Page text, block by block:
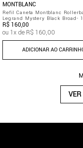
MONTBLANC
Refil Caneta Montblanc
Legrand Mystery Black Broad-
R$ 160,00
ou 1x de R$ 160,00
ADICIONAR AO